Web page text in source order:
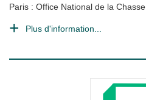
Paris : Office National de la Chasse
Plus d'information...